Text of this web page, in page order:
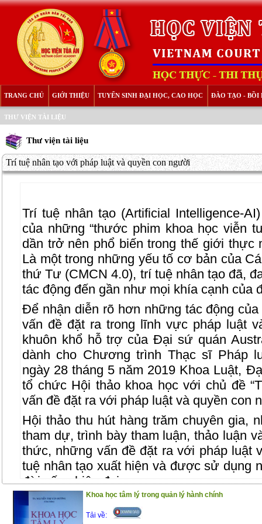
TRANG CHỦ GIỚI THIỆU TUYỂN SINH ĐẠI HỌC, CAO HỌC ĐÀO TẠO - BỒI
THƯ VIỆN TÀI LIỆU
Thư viện tài liệu
Trí tuệ nhân tạo với pháp luật và quyền con người
Trí tuệ nhân tạo (Artificial Intelligence-
của những “thước phim khoa học viễn
dần trở nên phổ biến trong thế giới thực
Là một trong những yếu tố cơ bản của
thứ Tư (CMCN 4.0), trí tuệ nhân tạo đã,
tác động đến gần như mọi khía cạnh của
Để nhận diễn rõ hơn những tác động
vấn đề đặt ra trong lĩnh vực pháp luật
khuôn khổ hỗ trợ của Đại sứ quán
dành cho Chương trình Thạc sĩ Pháp
ngày 28 tháng 5 năm 2019 Khoa Luật,
tổ chức Hội thảo khoa học với chủ đề
vấn đề đặt ra với pháp luật và quyền con
Hội thảo thu hút hàng trăm chuyên gia,
tham dự, trình bày tham luận, thảo luận
thức, những vấn đề đặt ra với pháp luật
tuệ nhân tạo xuất hiện và được sử dụng
đời sống hiện đại.
Trên cơ sở các bài tham luận Khoa
đã tiến hành biên tập, chỉnh lý thành
Khoa học tâm lý trong quản lý hành chính
Tải về: